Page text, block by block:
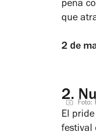
pena
que
2 de
2. Foto:
El
festival